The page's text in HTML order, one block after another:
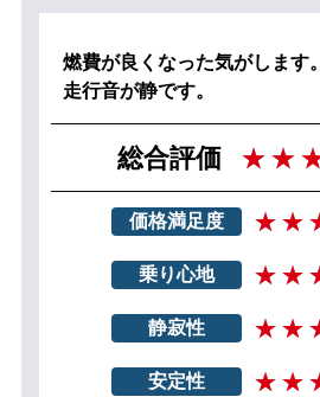
燃費が良くなった気がします。
走行音が静です。
総合評価
価格満足度
乗り心地
静寂性
安定性